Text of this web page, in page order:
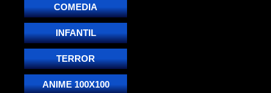
COMEDIA
INFANTIL
TERROR
ANIME 100X100